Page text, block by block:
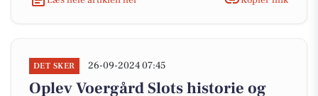
DET SKER 26-09-2024 07:45
Oplev Voergård Slots historie og